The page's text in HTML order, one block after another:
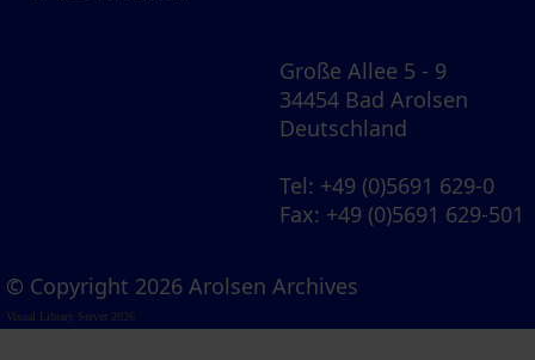
Große Allee 5 - 9
34454 Bad Arolsen
Deutschland
Tel: +49 (0)5691 629-0
Fax: +49 (0)5691 629-501
© Copyright 2026 Arolsen Archives
Visual Library Server 2026